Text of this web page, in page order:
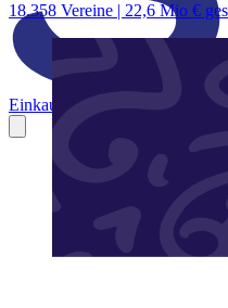
Einkaufen & Gutes tun Geld
18.358 Vereine | 22,6 Mio €